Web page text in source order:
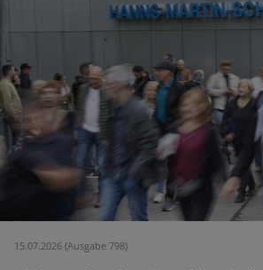
15.07.2026 (Ausgabe 798)